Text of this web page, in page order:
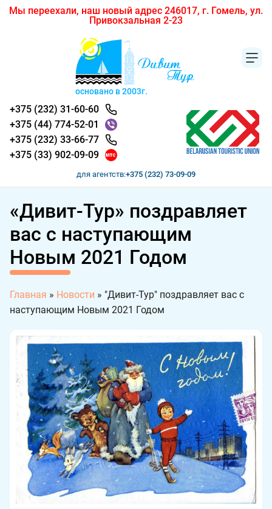
Мы переехали, наш новый адрес 246017, г. Гомель, ул.
Привокзальная 2-23
основано в 2003г.
+375 (232) 31-60-60
+375 (44) 774-52-01
+375 (232) 33-66-77
+375 (33) 902-09-09
для агентств:+375 (232) 73-09-09
«Дивит-Тур» поздравляет
вас с наступающим
Новым 2021 Годом
Главная » Новости » "Дивит-Тур" поздравляет вас с
наступающим Новым 2021 Годом